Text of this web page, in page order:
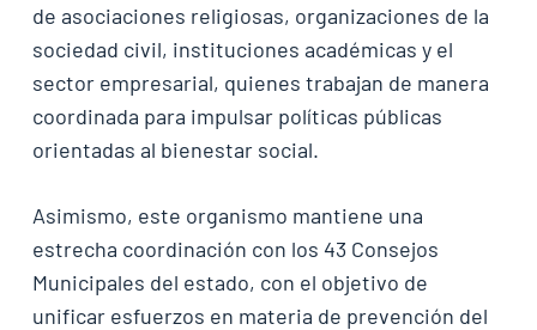
de asociaciones religiosas, organizaciones de la
sociedad civil, instituciones académicas y el
sector empresarial, quienes trabajan de manera
coordinada para impulsar políticas públicas
orientadas al bienestar social.
Asimismo, este organismo mantiene una
estrecha coordinación con los 43 Consejos
Municipales del estado, con el objetivo de
unificar esfuerzos en materia de prevención del